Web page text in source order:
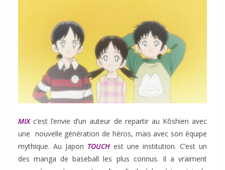
MIXc’est l’envie d’un auteur de repartir au Kōshien avec
une nouvelle génération de héros, mais avec son équipe
mythique. Au Japon TOUCH est une institution. C’est un
des manga de baseball les plus connus. Il a vraiment